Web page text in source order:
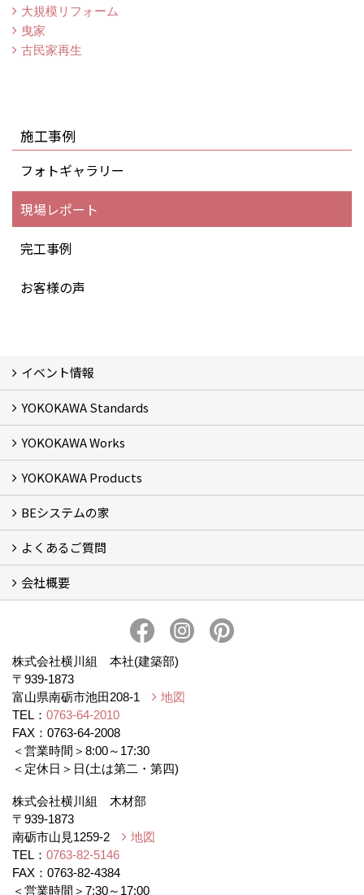
大規模リフォーム
曳家
古民家再生
施工事例
フォトギャラリー
現場レポート
完工事例
お客様の声
イベント情報
イベント予告
イベント報告
YOKOKAWA Standards
基本理念 (2)
横川組の家造り
正しい耐震・制震の家
正しい断熱の家
S-grade
SS-grade
YOKOKAWA Works
フォトギャラリー
リフォーム専門部
新築・増築専門部
現場レポート
完工事例
お客様の声
横川組歩道除雪隊
『五本線』応援ページ！
YOKOKAWA Products
窓ガラス遮熱・UVカット塗料【ゼロコート】
水回り再生コーティング【アクアリフレッシュ】
米杉羽目板【やすらぎ】
BEシステムの家
BEシステムの家 実績
BEシステムの家 概要
BEシステムの家 体感会レポート
ハウスオブザ高断熱受賞
よくあるご質問
BEシステムについて
家造りの流れ
会社概要
プライバシー・ポリシー
本社井口移転のお知らせ
株式会社横川組 本社(建築部)
〒939-1873
富山県南砺市池田208-1
地図
TEL： 0763-64-2010
FAX：0763-64-2008
＜営業時間＞8:00～17:30
＜定休日＞日(土は第二・第四)
株式会社横川組 木材部
〒939-1873
南砺市山見1259-2
地図
TEL： 0763-82-5146
FAX：0763-82-4384
＜営業時間＞7:30～17:00